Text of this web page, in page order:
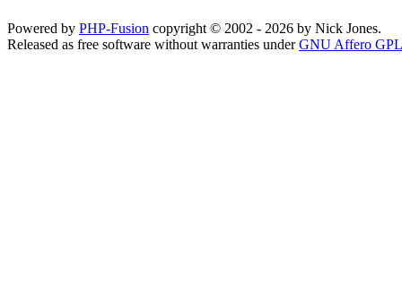
Powered by PHP-Fusion copyright © 2002 - 2026 by Nick Jones.
Released as free software without warranties underGNU Affero GPL